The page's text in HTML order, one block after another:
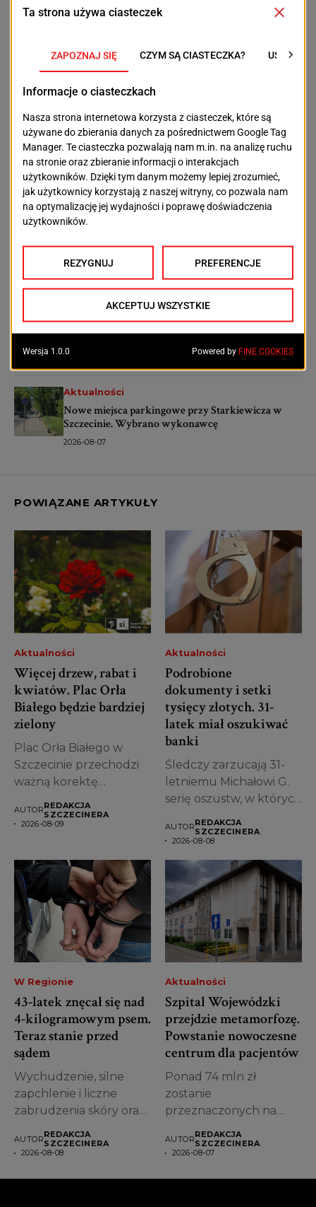
POPRZEDNI TEKST
mistrzów, ale górą jest
King. Szczecinianie
bliżej finału
natury nie oszukamy
nawet najbardziej
Aktualności
Więcej drzew, rabat i kwiatów. Plac Orła Białego
będzie bardziej zielony
2026-08-09
Podrobione dokumenty i setki tysięcy złotych. 31-
latek miał oszukiwać banki
2026-08-08
Aktualności
Aktualności
Nowe miejsca parkingowe przy Starkiewicza w
Szczecinie. Wybrano wykonawcę
2026-08-07
POWIĄZANE ARTYKUŁY
Aktualności
Więcej drzew, rabat i
kwiatów. Plac Orła
Białego będzie bardziej
zielony
Plac Orła Białego w
Szczecinie przechodzi
ważną korektę
zdecydowało, że...
AUTORREDAKCJA
SZCZECINERA
2026-08-09
Aktualności
Podrobione
dokumenty i setki
tysięcy złotych. 31-
latek miał oszukiwać
banki
Śledczy zarzucają 31-
letniemu Michałowi G.
serię oszustw, w których
AUTORREDAKCJA
SZCZECINERA
2026-08-08
W Regionie
43-latek znęcał się nad
4-kilogramowym psem.
Teraz stanie przed
sądem
Wychudzenie, silne
zapchlenie i liczne
zabrudzenia skóry oraz
AUTORREDAKCJA
SZCZECINERA
2026-08-08
Aktualności
Szpital Wojewódzki
przejdzie metamorfozę.
Powstanie nowoczesne
centrum dla pacjentów
Ponad 74 mln zł
zostanie
przeznaczonych na
najstarszych obiektów...
AUTORREDAKCJA
SZCZECINERA
2026-08-07